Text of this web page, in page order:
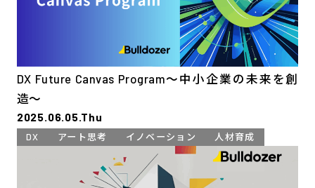
DX Future Canvas Program〜中小企業の未来を創
造〜
2025.06.05.Thu
DX アート思考 イノベーション 人材育成